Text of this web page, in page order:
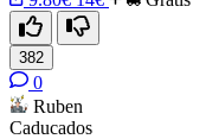
382
0
Ruben
Caducados